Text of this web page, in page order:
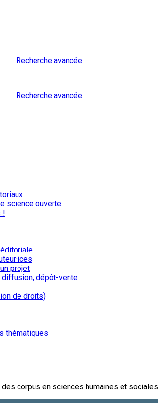
Recherche avancée
Recherche avancée
science ouverte
!
projet
diffusion, dépôt-vente
de droits)
thématiques
des corpus en sciences humaines et sociales